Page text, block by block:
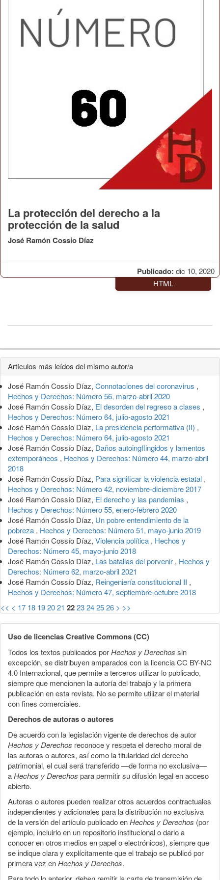
Publicado: dic 10, 2020
La protección del derecho a la
protección de la salud
José Ramón Cossío Díaz
HTML
Detalles
del
artículo
Artículos más leídos del mismo autor/a
José Ramón Cossío Díaz, Connotaciones del coronavirus ,
Hechos y Derechos: Número 56, marzo-abril 2020
José Ramón Cossío Díaz, El desorden del regreso a clases ,
Hechos y Derechos: Número 64, julio-agosto 2021
José Ramón Cossío Díaz, La presidencia performativa (II) ,
Hechos y Derechos: Número 64, julio-agosto 2021
José Ramón Cossío Díaz, Daños autoingflingidos y lamentos
extemporáneos , Hechos y Derechos: Número 44, marzo-abril
2018
José Ramón Cossío Díaz, Para significar la violencia estatal ,
Hechos y Derechos: Número 42, noviembre-diciembre 2017
José Ramón Cossío Díaz, El derecho y las pandemias ,
Hechos y Derechos: Número 55, enero-febrero 2020
José Ramón Cossío Díaz, Un pobre entendimiento de la
pobreza , Hechos y Derechos: Número 51, mayo-junio 2019
José Ramón Cossío Díaz, Violencia política , Hechos y
Derechos: Número 45, mayo-junio 2018
José Ramón Cossío Díaz, Las batallas del porvenir , Hechos y
Derechos: Número 62, marzo-abril 2021
José Ramón Cossío Díaz, Reingeniería constitucional II ,
Hechos y Derechos: Número 47, septiembre-octubre 2018
<< < 17 18 192021 2223242526 > >>
Uso de licencias Creative Commons (CC)
Todos los textos publicados porHechos y Derechos sin
excepción, se distribuyen amparados con la licencia CC BY-NC
4.0 Internacional, que permite a terceros utilizar lo publicado,
siempre que mencionen la autoría del trabajo y la primera
publicación en esta revista. No se permite utilizar el material
con fines comerciales.
Derechos de autoras o autores
De acuerdo con la legislación vigente de derechos de autor
Hechos y Derechos reconoce y respeta el derecho moral de
las autoras o autores, así como la titularidad del derecho
patrimonial, el cual será transferido —de forma no exclusiva—
aHechos y Derechos para permitir su difusión legal en acceso
abierto.
Autoras o autores pueden realizar otros acuerdos contractuales
independientes y adicionales para la distribución no exclusiva
de la versión del artículo publicado enHechos y Derechos (por
ejemplo, incluirlo en un repositorio institucional o darlo a
conocer en otros medios en papel o electrónicos), siempre que
se indique clara y explícitamente que el trabajo se publicó por
primera vez enHechos y Derechos.